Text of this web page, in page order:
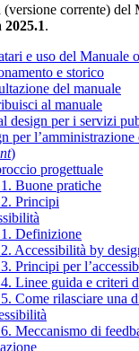
corrente) del
2025.1.
e uso del Manuale
e storico
del manuale
al manuale
design per i servizi
per
)
progettuale
Buone pratiche
Principi
Definizione
Accessibilità by
Principi per
Linee guida e criteri
Come rilasciare una
Meccanismo di